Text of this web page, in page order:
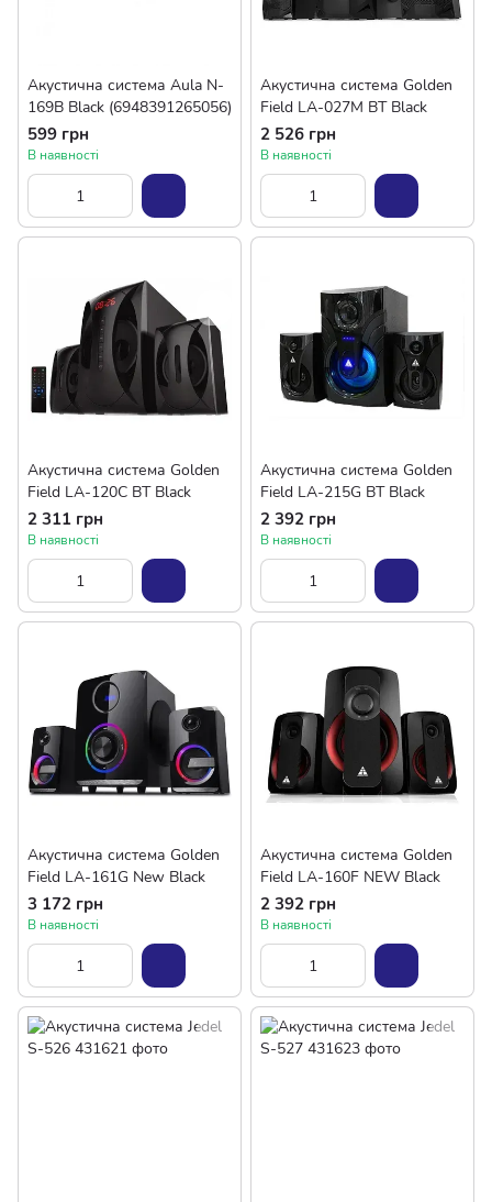
Акустична система Aula N-
169B Black (6948391265056)
599 грн
В наявності
Акустична система Golden
Field LA-027M BT Black
2 526 грн
В наявності
Акустична система Golden
Field LA-120C BT Black
2 311 грн
В наявності
Акустична система Golden
Field LA-215G BT Black
2 392 грн
В наявності
Акустична система Golden
Field LA-161G New Black
3 172 грн
В наявності
Акустична система Golden
Field LA-160F NEW Black
2 392 грн
В наявності